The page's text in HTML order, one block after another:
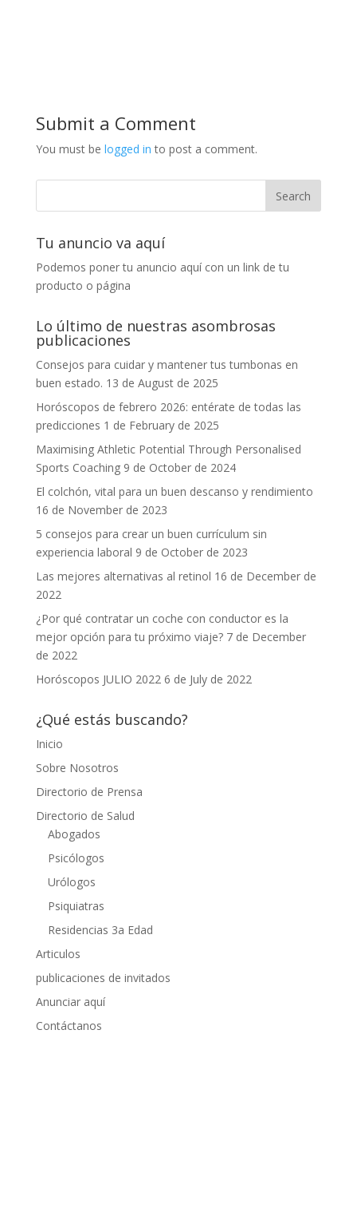
Submit a Comment
You must be logged in to post a comment.
Tu anuncio va aquí
Podemos poner tu anuncio aquí con un link de tu
producto o página
Lo último de nuestras asombrosas
publicaciones
Consejos para cuidar y mantener tus tumbonas en
buen estado. 13 de August de 2025
Horóscopos de febrero 2026: entérate de todas las
predicciones 1 de February de 2025
Maximising Athletic Potential Through Personalised
Sports Coaching 9 de October de 2024
El colchón, vital para un buen descanso y rendimiento
16 de November de 2023
5 consejos para crear un buen currículum sin
experiencia laboral 9 de October de 2023
Las mejores alternativas al retinol 16 de December de
2022
¿Por qué contratar un coche con conductor es la
mejor opción para tu próximo viaje? 7 de December
de 2022
Horóscopos JULIO 2022 6 de July de 2022
¿Qué estás buscando?
Inicio
Sobre Nosotros
Directorio de Prensa
Directorio de Salud
Abogados
Psicólogos
Urólogos
Psiquiatras
Residencias 3a Edad
Articulos
publicaciones de invitados
Anunciar aquí
Contáctanos